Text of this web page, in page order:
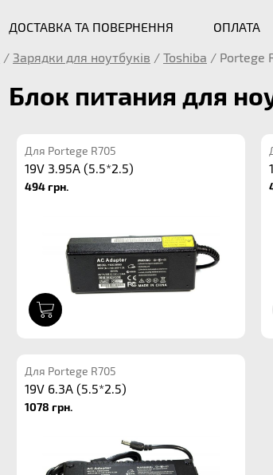
ДОСТАВКА ТА ПОВЕРНЕННЯ ОПЛАТА
/ Зарядки для ноутбуків / Toshiba / Portege
Блок питания для
Для Portege R705
19V 3.95A (5.5*2.5)
494 грн.
Для Portege R705
19V 6.3A (5.5*2.5)
1078 грн.